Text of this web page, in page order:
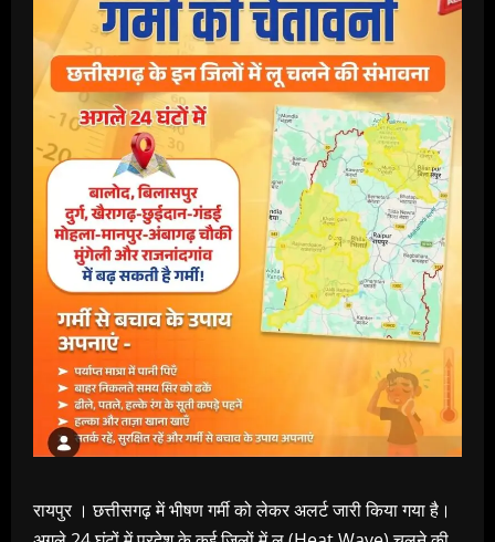
रायपुर । छत्तीसगढ़ में भीषण गर्मी को लेकर अलर्ट जारी किया गया है।